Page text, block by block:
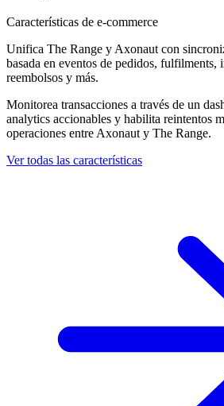
Características de e-commerce
Unifica The Range y Axonaut con
basada en eventos de pedidos, fulfilments,
reembolsos y más.
Monitorea transacciones a través de un
analytics accionables y habilita reintentos
operaciones entre Axonaut y The Range.
Ver todas las características